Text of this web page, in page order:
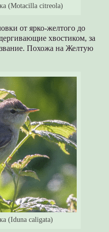
(Motacilla citreola)
от ярко-желтого до
хвостиком, за
Похожа на Желтую
(Iduna caligata)